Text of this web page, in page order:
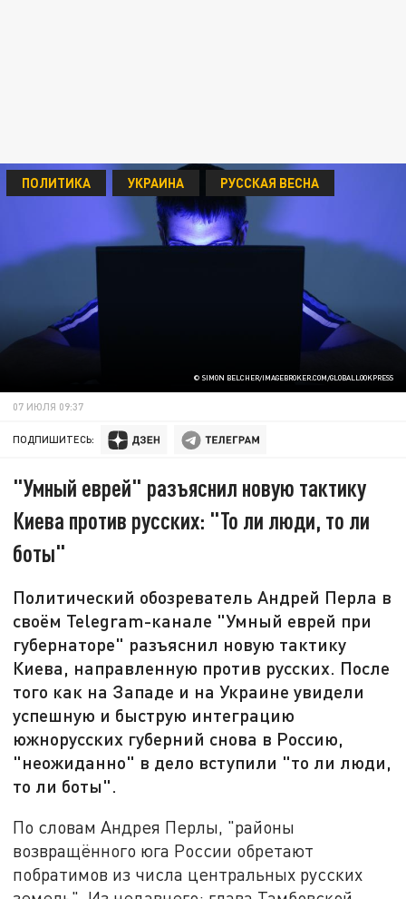
© SIMON BELCHER/IMAGEBROKER.COM/GLOBALLOOKPRESS
ПОЛИТИКА УКРАИНА РУССКАЯ ВЕСНА
07 ИЮЛЯ 09:37
ПОДПИШИТЕСЬ:
"Умный еврей" разъяснил новую тактику
Киева против русских: "То ли люди, то ли
боты"
Политический обозреватель Андрей Перла в
своём Telegram-канале "Умный еврей при
губернаторе" разъяснил новую тактику
Киева, направленную против русских. После
того как на Западе и на Украине увидели
успешную и быструю интеграцию
южнорусских губерний снова в Россию,
"неожиданно" в дело вступили "то ли люди,
то ли боты".
По словам Андрея Перлы, "районы
возвращённого юга России обретают
побратимов из числа центральных русских